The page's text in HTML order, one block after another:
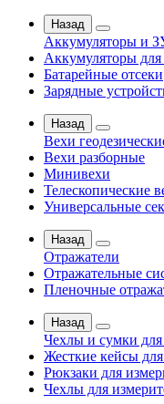
Назад
Аккумуляторы и
Аккумуляторы
Батарейные отсеки
Зарядные
Назад
Вехи
Вехи разборные
Минивехи
Телескопические
Универсальные
Назад
Отражатели
Отражательные
Пленочные
Назад
Чехлы и сумки
Жесткие кейсы
Рюкзаки для
Чехлы для